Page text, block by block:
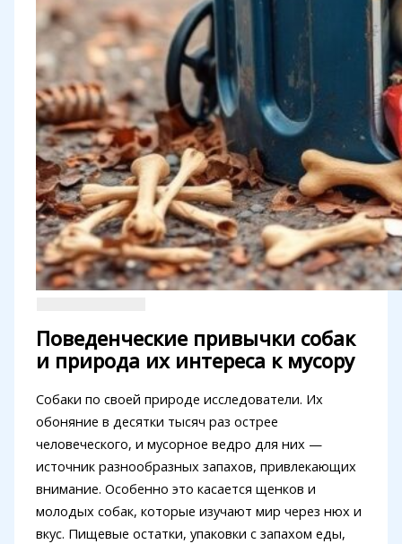
Поведенческие привычки собак
и природа их интереса к мусору
Собаки по своей природе исследователи. Их
обоняние в десятки тысяч раз острее
человеческого, и мусорное ведро для них —
источник разнообразных запахов, привлекающих
внимание. Особенно это касается щенков и
молодых собак, которые изучают мир через нюх и
вкус. Пищевые остатки, упаковки с запахом еды,